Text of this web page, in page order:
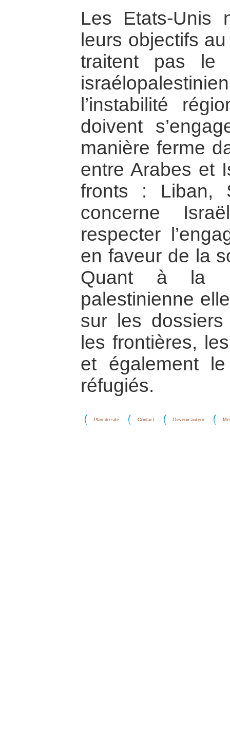
Les Etats-Unis
leurs objectifs
traitent pas le
l’instabilité
doivent
manière ferme
entre Arabes et
fronts : Liban,
concerne
respecter
en faveur de la
Quant à la
palestinienne
sur les
les frontières,
et également
réfugiés.
Plan du site Contact Devenir auteur